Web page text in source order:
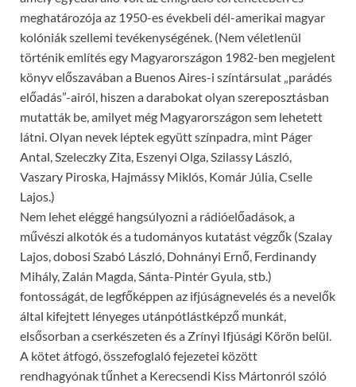
meghatározója az 1950-es évekbeli dél-amerikai magyar
kolóniák szellemi tevékenységének. (Nem véletlenül
történik említés egy Magyarországon 1982-ben megjelent
könyv előszavában a Buenos Aires-i színtársulat „parádés
előadás”-airól, hiszen a darabokat olyan szereposztásban
mutatták be, amilyet még Magyarországon sem lehetett
látni. Olyan nevek léptek együtt színpadra, mint Páger
Antal, Szeleczky Zita, Eszenyi Olga, Szilassy László,
Vaszary Piroska, Hajmássy Miklós, Komár Júlia, Cselle
Lajos.)
Nem lehet eléggé hangsúlyozni a rádióelőadások, a
művészi alkotók és a tudományos kutatást végzők (Szalay
Lajos, dobosi Szabó László, Dohnányi Ernő, Ferdinandy
Mihály, Zalán Magda, Sánta-Pintér Gyula, stb.)
fontosságát, de legfőképpen az ifjúságnevelés és a nevelők
által kifejtett lényeges utánpótlástképző munkát,
elsősorban a cserkészeten és a Zrínyi Ifjúsági Körön belül.
A kötet átfogó, összefoglaló fejezetei között
rendhagyónak tűnhet a Kerecsendi Kiss Mártonról szóló